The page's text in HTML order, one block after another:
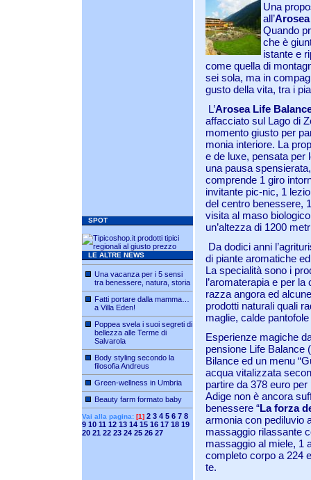
SPOT
LE ALTRE NEWS
Una vacanza per i 5 sensi
tra benessere, natura, storia
Fatti portare dalla mamma…
a Villa Eden!
Poppea svela i suoi segreti di
bellezza alle Terme di
Salvarola
Body styling secondo la
filosofia Andreus
Green-wellness in Umbria
Beauty farm formato baby
Vai alla pagina: [1] 2 3 4 5 6 7 8
9 10 11 12 13 14 15 16 17 18 19
20 21 22 23 24 25 26 27
Una
all’
Quando
che è
istante e
come quella di
sei sola, ma in
gusto della vita, tra i
L’Arosea Life
affacciato sul Lago di
momento giusto per
monia interiore. La
e de luxe, pensata per
una pausa
comprende 1 giro
invitante pic-nic, 1
del centro benessere,
visita al maso biologico
un’altezza di 1200
Da dodici anni
di piante aromatiche
La specialità sono i
l’aromaterapia e per
razza angora ed
prodotti naturali quali
maglie, calde
Esperienze magiche
pensione Life Balance
Bilance ed un menu
acqua vitalizzata
partire da 378 euro
Adige non è ancora
benessere “La forza
armonia con pediluvio
massaggio rilassante
massaggio al miele, 1
completo corpo a 224
te.